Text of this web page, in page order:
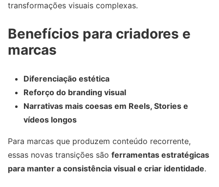
transformações visuais complexas.
Benefícios para criadores e
marcas
Diferenciação estética
Reforço do branding visual
Narrativas mais coesas em Reels, Stories e
vídeos longos
Para marcas que produzem conteúdo recorrente,
essas novas transições são ferramentas estratégicas
para manter a consistência visual e criar identidade.